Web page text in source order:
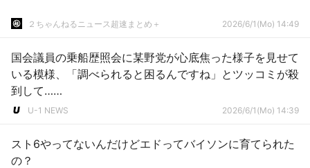
２ちゃんねるニュース超速まとめ＋ 2026/6/1(Mo) 14:49
国会議員の乗船歴照会に某野党が心底焦った様子を見せて
いる模様、「調べられると困るんですね」とツッコミが殺
到して……
U-1 NEWS 2026/6/1(Mo) 14:39
スト6やってないんだけどエドってバイソンに育てられた
の？